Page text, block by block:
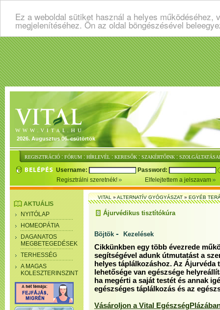
Ez a weboldal sütiket használ a helyes
megjelenítéséhez. Ön az oldal böngészésével
2026. Augusztus 06. csütörtök
REGISZTRÁCIÓ : FÓRUM : HÍRLEVÉL : KERESŐK : SZAKÉRTŐINK :
Username:
Password:
Regisztrálni szeretnék!
Elfelejtettem a jelszavam
AKTUÁLIS
NYITÓLAP
HOMEOPÁTIA
DAGANATOS
MEGBETEGEDÉSEK
TERHESSÉG
A MAGAS
KOLESZTERINSZINT
VITAL»ALTERNATÍV GYÓGYÁSZAT»EGYÉB
Ájurvédikus tisztítókúra
Böjtök - Kezelések
Cikkünkben egy több évezrede
segítségével adunk útmutatást a
helyes táplálkozáshoz. Az
lehetősége van egészsége
ha megérti a saját testét és annak
egészséges táplálkozás és az
Vásároljon a Vital